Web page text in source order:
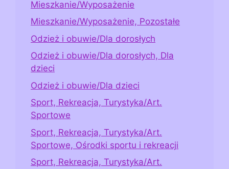
Mieszkanie/Wyposażenie
Mieszkanie/Wyposażenie, Pozostałe
Odzież i obuwie/Dla dorosłych
Odzież i obuwie/Dla dorosłych, Dla
dzieci
Odzież i obuwie/Dla dzieci
Sport, Rekreacja, Turystyka/Art.
Sportowe
Sport, Rekreacja, Turystyka/Art.
Sportowe, Ośrodki sportu i rekreacji
Sport, Rekreacja, Turystyka/Art.